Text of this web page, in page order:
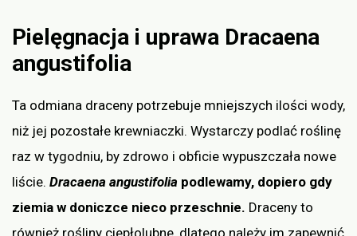
Pielęgnacja i uprawa Dracaena
angustifolia
Ta odmiana draceny potrzebuje mniejszych ilości wody,
niż jej pozostałe krewniaczki. Wystarczy podlać roślinę
raz w tygodniu, by zdrowo i obficie wypuszczała nowe
liście. Dracaena angustifolia podlewamy, dopiero gdy
ziemia w doniczce nieco przeschnie. Draceny to